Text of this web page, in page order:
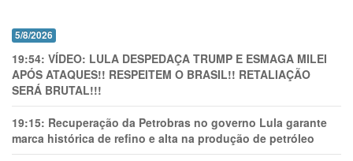
5/8/2026
19:54: VÍDEO: LULA DESPEDAÇA TRUMP E ESMAGA MILEI
APÓS ATAQUES!! RESPEITEM O BRASIL!! RETALIAÇÃO
SERÁ BRUTAL!!!
19:15: Recuperação da Petrobras no governo Lula garante
marca histórica de refino e alta na produção de petróleo